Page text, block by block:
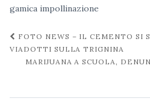
gamica impollinazione
Navigazione
post
FOTO NEWS – IL CEMENTO SI
VIADOTTI SULLA TRIGNINA
MARIJUANA A SCUOLA,